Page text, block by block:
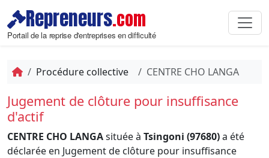
Repreneurs.com
Portail de la reprise d'entreprises en difficulté
Procédure collective CENTRE CHO LANGA
Jugement de clôture pour insuffisance
d'actif
CENTRE CHO LANGAsituée à Tsingoni (97680)a été
déclarée en Jugement de clôture pour insuffisance